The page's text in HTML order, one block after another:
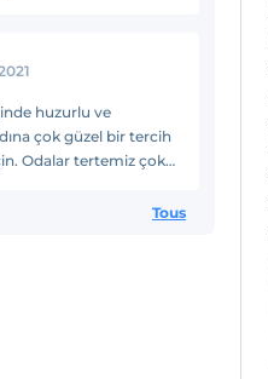
huzurlu ve
bir tercih
Odalar tertemiz çok
Tous